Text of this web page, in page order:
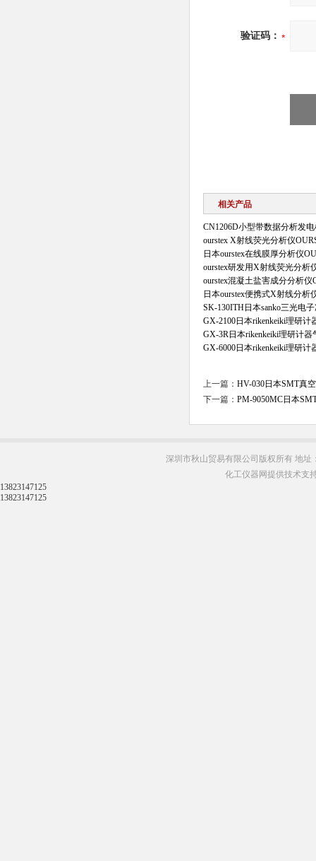
验证码：
相关产品
CN1206D小型带数据分析发
ourstex X射线荧光分析仪
日本ourstex在线膜厚分析仪
ourstex研发用X射线荧光分析
ourstex混凝土盐害成分分析仪
日本ourstex便携式X射线分析
SK-130ITH日本sanko三光电
GX-2100日本rikenkeiki理研计
GX-3R日本rikenkeiki理研计器
GX-6000日本rikenkeiki理研计
上一篇： HV-030日本SMT真
下一篇： PM-9050MC日本
深圳市秋山贸易有限公司版权所有 地址
化工仪器网提供技术支
13823147125
13823147125